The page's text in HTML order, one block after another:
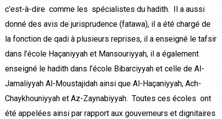
c’est-à-dire comme les spécialistes du hadith. Il a aussi
donné des avis de jurisprudence (fatawa), il a été chargé de
la fonction de qadi à plusieurs reprises, il a enseigné le tafsir
dans l’école Haçaniyyah et Mansouriyyah, il a également
enseigné le hadith dans l’école Bibarciyyah et celle de Al-
Jamaliyyah Al-Moustajidah ainsi que Al-Haçaniyyah, Ach-
Chaykhouniyyah et Az-Zaynabiyyah. Toutes ces écoles ont
été appelées ainsi par rapport aux gouverneurs et dignitaires